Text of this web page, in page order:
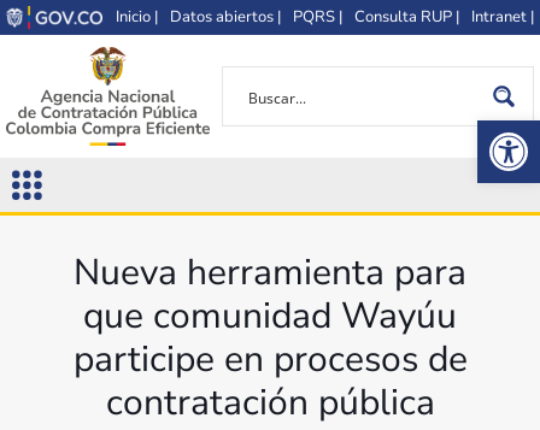
Inicio | Datos abiertos | PQRS | Consulta RUP | Intranet |
Nueva herramienta para
que comunidad Wayúu
participe en procesos de
contratación pública